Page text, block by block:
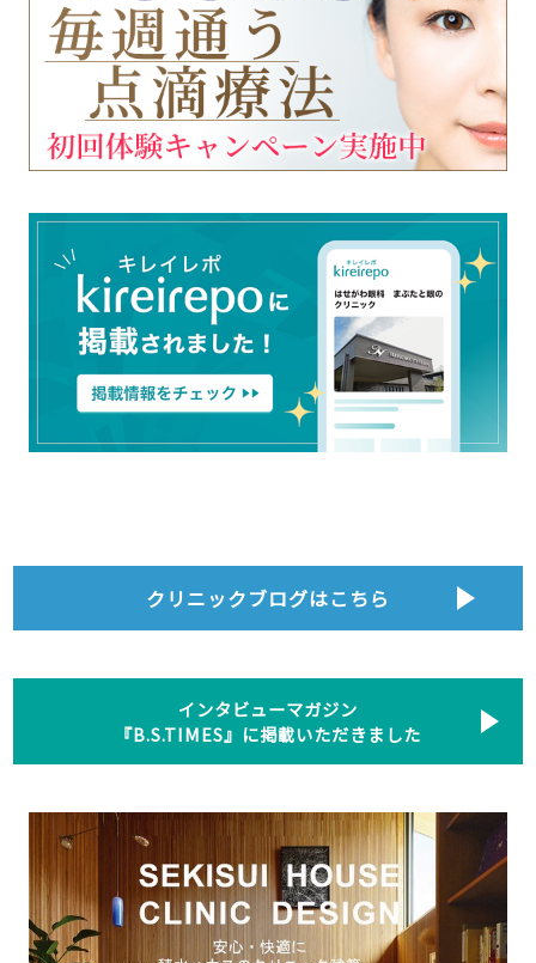
クリニックブログはこちら
インタビューマガジン
『B.S.TIMES』に掲載いただきました